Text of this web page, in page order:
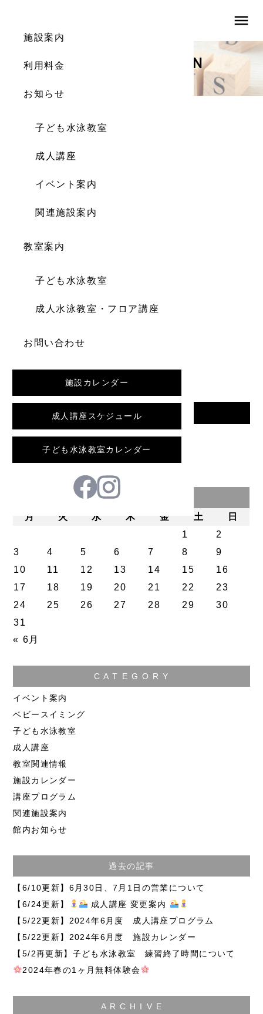
menu
施設案内
利用料金
お知らせ
子ども水泳教室
成人講座
イベント案内
関連施設案内
教室案内
子ども水泳教室
成人水泳教室・フロア講座
お問い合わせ
施設カレンダー
成人講座スケジュール
子ども水泳教室カレンダー
INFORMATION
一覧へ戻る
2026年8月
月 火 水 木 金 土
日
1
2
3
4 5 6 7 8
9
10
11 12 13 14 15
16
17
18 19 20 21 22
23
24
25 26 27 28 29
30
31
« 6月
C A T E G O R Y
イベント案内
ベビースイミング
子ども水泳教室
成人講座
教室関連情報
施設カレンダー
講座プログラム
関連施設案内
館内お知らせ
過去の記事
【6/10更新】6月30日、7月1日の営業について
【6/24更新】
成人講座 変更案内
【5/22更新】2024年6月度 成人講座プログラム
【5/22更新】2024年6月度 施設カレンダー
【5/2再更新】子ども水泳教室 練習終了時間について
2024年春の1ヶ月無料体験会
A R C H I V E